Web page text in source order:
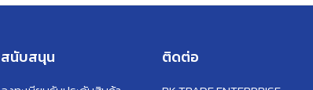
สนับสนุน ติดต่อ